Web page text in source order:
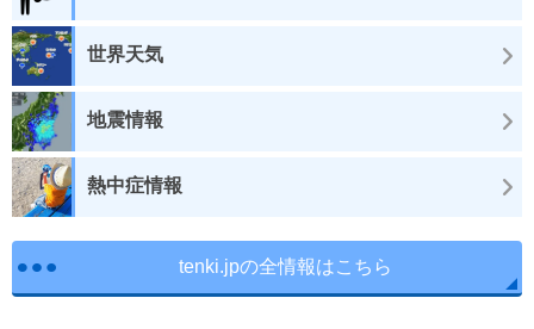
世界天気
地震情報
熱中症情報
tenki.jpの全情報はこちら